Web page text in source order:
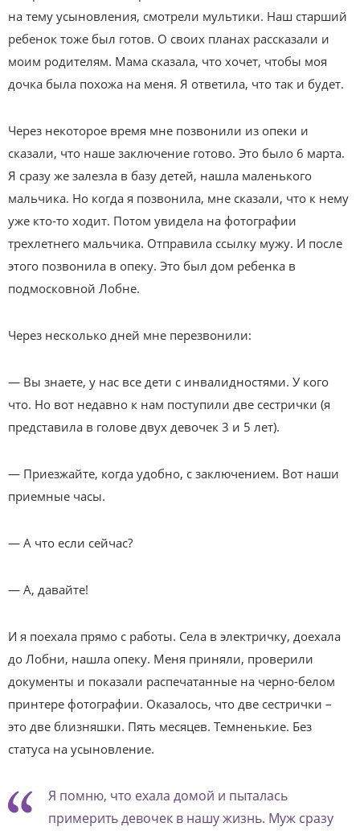
на тему усыновления, смотрели мультики. Наш старший
ребенок тоже был готов. О своих планах рассказали и
моим родителям. Мама сказала, что хочет, чтобы моя
дочка была похожа на меня. Я ответила, что так и будет.
Через некоторое время мне позвонили из опеки и
сказали, что наше заключение готово. Это было 6 марта.
Я сразу же залезла в базу детей, нашла маленького
мальчика. Но когда я позвонила, мне сказали, что к нему
уже кто-то ходит. Потом увидела на фотографии
трехлетнего мальчика. Отправила ссылку мужу. И после
этого позвонила в опеку. Это был дом ребенка в
подмосковной Лобне.
Через несколько дней мне перезвонили:
— Вы знаете, у нас все дети с инвалидностями. У кого
что. Но вот недавно к нам поступили две сестрички (я
представила в голове двух девочек 3 и 5 лет).
— Приезжайте, когда удобно, с заключением. Вот наши
приемные часы.
— А что если сейчас?
— А, давайте!
И я поехала прямо с работы. Села в электричку, доехала
до Лобни, нашла опеку. Меня приняли, проверили
документы и показали распечатанные на черно-белом
принтере фотографии. Оказалось, что две сестрички –
это две близняшки. Пять месяцев. Темненькие. Без
статуса на усыновление.
Я помню, что ехала домой и пыталась
примерить девочек в нашу жизнь. Муж сразу